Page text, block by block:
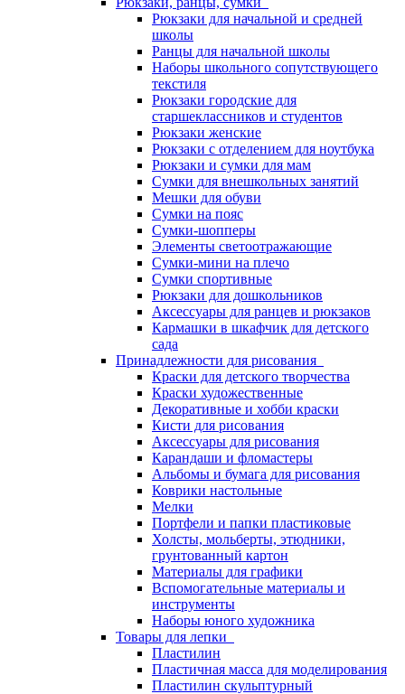
Рюкзаки для начальной и средней
школы
Ранцы для начальной школы
Наборы школьного сопутствующего
текстиля
Рюкзаки городские для
старшеклассников и студентов
Рюкзаки женские
Рюкзаки с отделением для ноутбука
Рюкзаки и сумки для мам
Сумки для внешкольных занятий
Мешки для обуви
Сумки на пояс
Сумки-шопперы
Элементы светоотражающие
Сумки-мини на плечо
Сумки спортивные
Рюкзаки для дошкольников
Аксессуары для ранцев и рюкзаков
Кармашки в шкафчик для детского
сада
Принадлежности для рисования
Краски для детского творчества
Краски художественные
Декоративные и хобби краски
Кисти для рисования
Аксессуары для рисования
Карандаши и фломастеры
Альбомы и бумага для рисования
Коврики настольные
Мелки
Портфели и папки пластиковые
Холсты, мольберты, этюдники,
грунтованный картон
Материалы для графики
Вспомогательные материалы и
инструменты
Наборы юного художника
Товары для лепки
Пластилин
Пластичная масса для моделирования
Пластилин скульптурный